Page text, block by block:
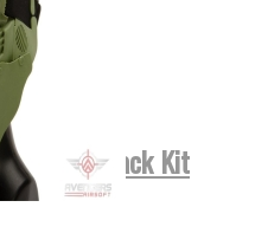
Blowback Kit